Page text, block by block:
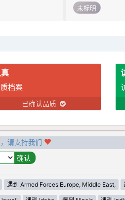
未标明
档案
已确认品质
请支持我们
遇到 Armed Forces Europe, Middle East,